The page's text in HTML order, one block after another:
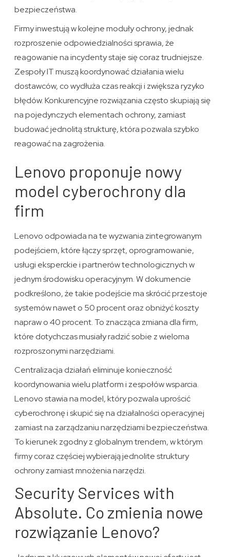
bezpieczeństwa.
Firmy inwestują w kolejne moduły ochrony, jednak
rozproszenie odpowiedzialności sprawia, że
reagowanie na incydenty staje się coraz trudniejsze.
Zespoły IT muszą koordynować działania wielu
dostawców, co wydłuża czas reakcji i zwiększa ryzyko
błędów. Konkurencyjne rozwiązania często skupiają się
na pojedynczych elementach ochrony, zamiast
budować jednolitą strukturę, która pozwala szybko
reagować na zagrożenia.
Lenovo proponuje nowy
model cyberochrony dla
firm
Lenovo odpowiada na te wyzwania zintegrowanym
podejściem, które łączy sprzęt, oprogramowanie,
usługi eksperckie i partnerów technologicznych w
jednym środowisku operacyjnym. W dokumencie
podkreślono, że takie podejście ma skrócić przestoje
systemów nawet o 50 procent oraz obniżyć koszty
napraw o 40 procent. To znacząca zmiana dla firm,
które dotychczas musiały radzić sobie z wieloma
rozproszonymi narzędziami.
Centralizacja działań eliminuje konieczność
koordynowania wielu platform i zespołów wsparcia.
Lenovo stawia na model, który pozwala uprościć
cyberochronę i skupić się na działalności operacyjnej
zamiast na zarządzaniu narzędziami bezpieczeństwa.
To kierunek zgodny z globalnym trendem, w którym
firmy coraz częściej wybierają jednolite struktury
ochrony zamiast mnożenia narzędzi.
Security Services with
Absolute. Co zmienia nowe
rozwiązanie Lenovo?